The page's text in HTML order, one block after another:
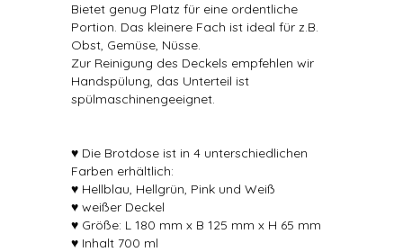
Bietet genug Platz für eine ordentliche
Portion. Das kleinere Fach ist ideal für z.B.
Obst, Gemüse, Nüsse.
Zur Reinigung des Deckels empfehlen wir
Handspülung, das Unterteil ist
spülmaschinengeeignet.
♥ Die Brotdose ist in 4 unterschiedlichen
Farben erhältlich:
♥ Hellblau, Hellgrün, Pink und Weiß
♥ weißer Deckel
♥ Größe: L 180 mm x B 125 mm x H 65 mm
♥ Inhalt 700 ml